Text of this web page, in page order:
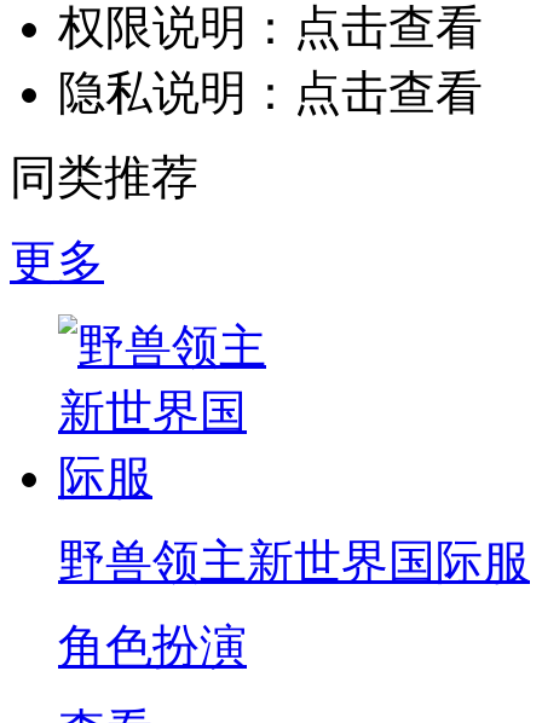
权限说明： 点击查看
隐私说明： 点击查看
同类推荐
更多
野兽领主新世界国际服
角色扮演